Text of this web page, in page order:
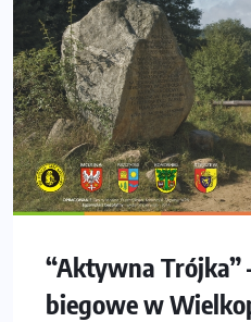
“Aktywna Trójka”
biegowe w